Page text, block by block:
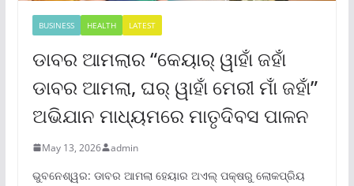
BUSINESS HEALTH LATEST
ଡାବର ଆମଲାର “କେୟାର୍ ୱାହାଁ ଜହାଁ
ଡାବର ଆମଲା, ଘର୍ ୱାହାଁ ମେରୀ ମାଁ ଜହାଁ”
ଅଭିଯାନ ମାଧ୍ୟମରେ ମାତୃଦିବସ ପାଳନ
May 13, 2026 admin
ଭୁବନେଶ୍ୱର: ଡାବର ଆମଲା ହେୟାର ଅଏଲ୍ ପକ୍ଷରୁ ଲୋକପ୍ରିୟ